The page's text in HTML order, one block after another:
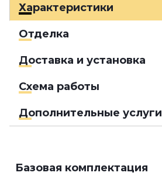
Характеристики
Отделка
Доставка и установка
Схема работы
Дополнительные услуги
Базовая комплектация